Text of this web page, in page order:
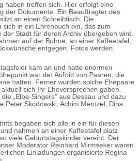
haben treffen sich. Hier erfolgt eine
der Dokumente. Ein Beauftragter des
an einen Schreibtisch. Die
in ein Ehrenbuch ein, das zum
Stadt für deren Archiv übergeben wird.
auf der Bühne, an einer Kaffeetafel,
entgegen. Fotos werden
kam an und hatte enormen
war der Auftritt von Paaren, die
hatten. Ferner wurden solche Ehepaare
sich Ihr Eheversprechen gaben.
„Elbe-Singers“ aus Dessau und dazu
Peter Skodowski, Achim Mentzel, Dina
begaben sich alle in ein für diesen
nahmen an einer Kaffeetafel platz.
viele Geburtstagskinder vereint. Der
Moderator Reinhard Mirmseker waren
Einladungen organisierte Regina